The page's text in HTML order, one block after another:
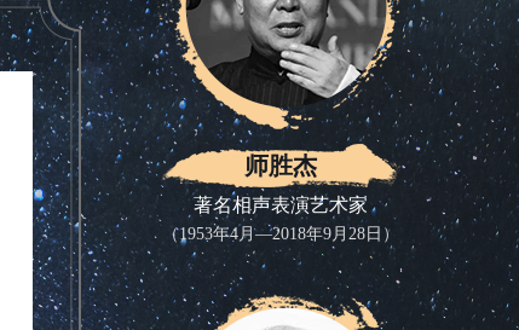
师胜杰
著名相声表演艺术家
（1953年4月—2018年9月28日）